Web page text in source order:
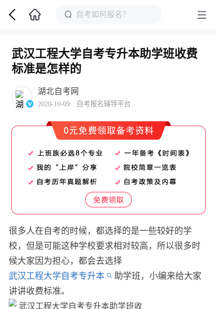
武汉工程大学自考专升本助学班收费
标准是怎样的
湖北自考网
2020-10-09 自考报名辅导平台
很多人在自考的时候，都选择的是一些较好的学
校，但是可能这种学校要求相对较高，所以很多时
候大家因为担心，都会去选择
武汉工程大学自考专升本
助学班，小编来给大家
讲讲收费标准。